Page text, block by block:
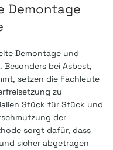
Demontage
Demontage und
bei Asbest,
setzen die Fachleute
zu
Stück für Stück und
der
sorgt dafür, dass
sicher abgetragen